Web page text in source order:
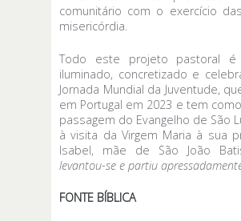
comunitário com o exercício
misericórdia.
Todo este projeto pastoral é
iluminado, concretizado e
Jornada Mundial da Juventude,
em Portugal em 2023 e tem
passagem do Evangelho de São
à visita da Virgem Maria à sua
Isabel, mãe de São João
levantou-se e partiu
FONTE BÍBLICA